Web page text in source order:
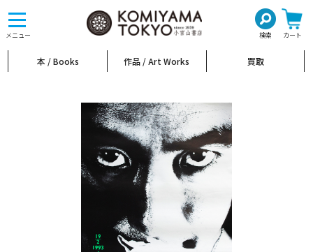
メニュー 検索 カート
toggle
navigation
本 / Books 作品 / Art Works 買取